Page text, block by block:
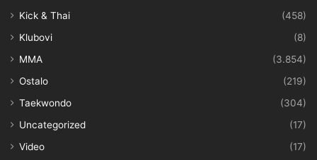
Kick & Thai
(458)
Klubovi
(8)
MMA
(3.854)
Ostalo
(219)
Taekwondo
(304)
Uncategorized
(17)
Video
(17)